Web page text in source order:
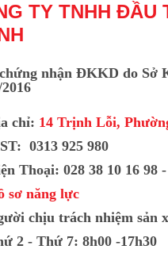
Ưu điểm vượt trội của
sánh cáp mạng
các dòng cáp
TY TNHH ĐẦU
nhận ĐKKD do Sở
chỉ: 14 Trịnh Lỗi,
0313 925 980
Thoại: 028 38 10 16 98 -
sơ năng lực
chịu trách nhiệm sản
2 - Thứ 7: 8h00 -17h30